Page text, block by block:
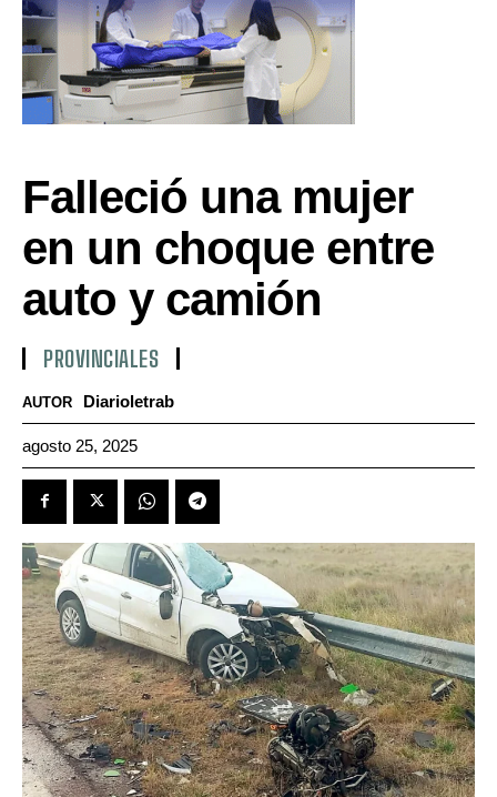
Falleció una mujer
en un choque entre
auto y camión
PROVINCIALES
AUTOR Diarioletrab
agosto 25, 2025